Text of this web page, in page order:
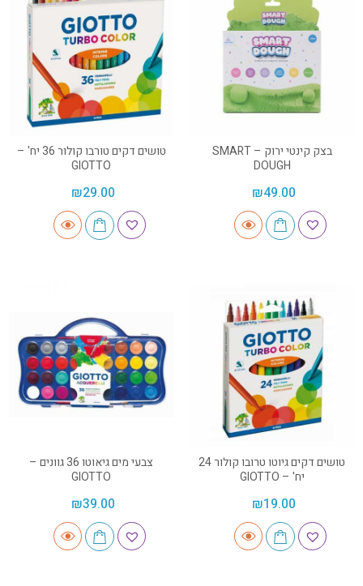
בצק קינטי ירוק – SMART
DOUGH
₪49.00
טושים דקים טורבו קולור 36 יח' –
GIOTTO
₪29.00
טושים דקים גיוטו טרובו קולור 24
יח' – GIOTTO
₪19.00
צבעי מים גיאוטו 36 גוונים –
GIOTTO
₪39.00